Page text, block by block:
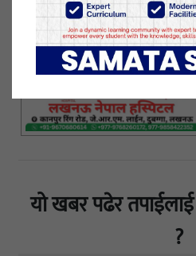
१५ मंसिर २०७८, बुधबार प्रकाशित
यो खबर पढेर
?